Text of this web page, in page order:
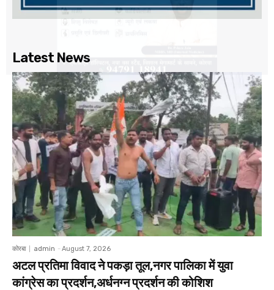
Latest News
कोरबा admin - August 7, 2026
अटल प्रतिमा विवाद ने पकड़ा तूल,नगर पालिका में युवा
कांग्रेस का प्रदर्शन,अर्धनग्न प्रदर्शन की कोशिश